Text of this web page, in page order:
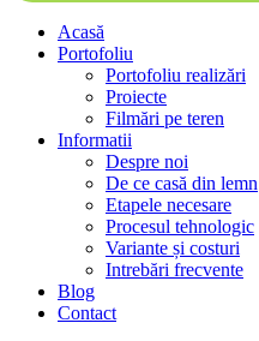
Acasă
Portofoliu
Portofoliu realizări
Proiecte
Filmări pe teren
Informatii
Despre noi
De ce casă din lemn
Etapele necesare
Procesul tehnologic
Variante și costuri
Intrebări frecvente
Blog
Contact